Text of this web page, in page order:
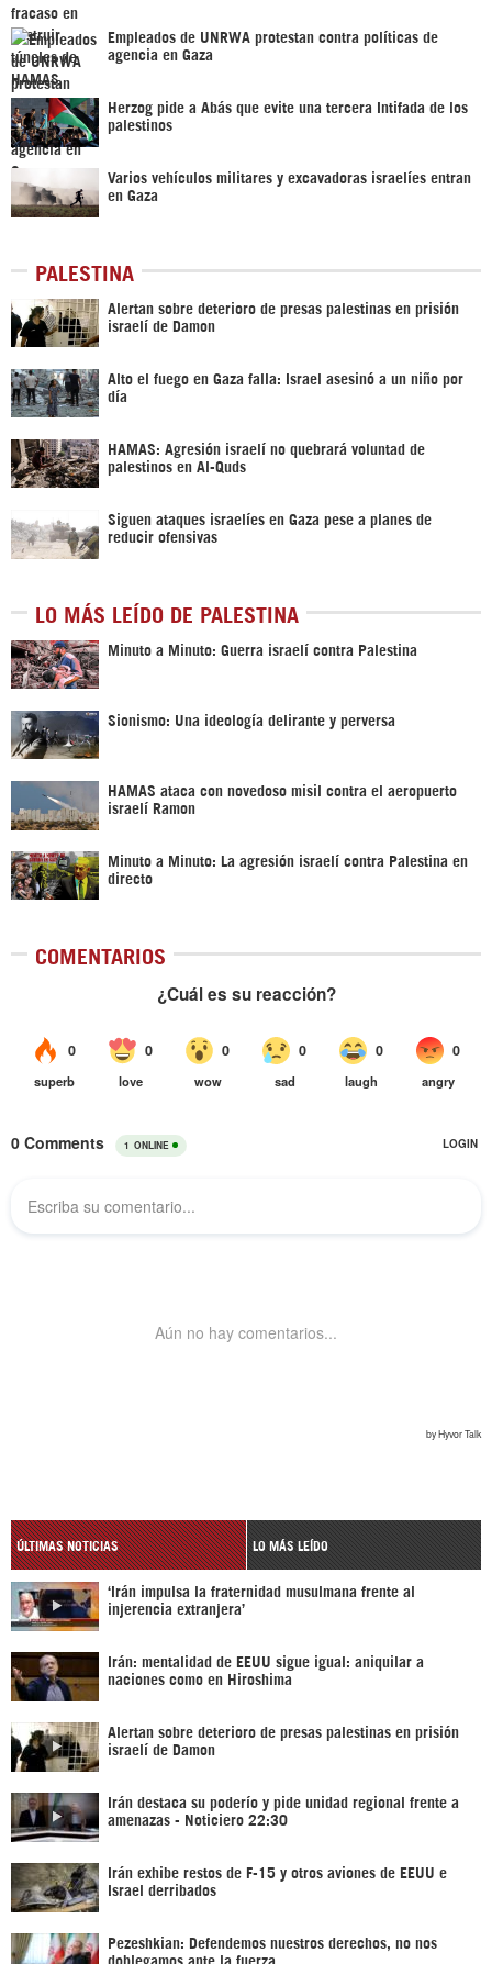
Empleados de UNRWA protestan contra políticas de
agencia en Gaza
Herzog pide a Abás que evite una tercera Intifada de los
palestinos
Varios vehículos militares y excavadoras israelíes entran
en Gaza
PALESTINA
Alertan sobre deterioro de presas palestinas en prisión
israelí de Damon
Alto el fuego en Gaza falla: Israel asesinó a un niño por
día
HAMAS: Agresión israelí no quebrará voluntad de
palestinos en Al-Quds
Siguen ataques israelíes en Gaza pese a planes de
reducir ofensivas
LO MÁS LEÍDO DE PALESTINA
Minuto a Minuto: Guerra israelí contra Palestina
Sionismo: Una ideología delirante y perversa
HAMAS ataca con novedoso misil contra el aeropuerto
israelí Ramon
Minuto a Minuto: La agresión israelí contra Palestina en
directo
COMENTARIOS
ÚLTIMAS NOTICIAS LO MÁS LEÍDO
‘Irán impulsa la fraternidad musulmana frente al
injerencia extranjera’
Irán: mentalidad de EEUU sigue igual: aniquilar a
naciones como en Hiroshima
Alertan sobre deterioro de presas palestinas en prisión
israelí de Damon
Irán destaca su poderío y pide unidad regional frente a
amenazas - Noticiero 22:30
Irán exhibe restos de F-15 y otros aviones de EEUU e
Israel derribados
Pezeshkian: Defendemos nuestros derechos, no nos
doblegamos ante la fuerza